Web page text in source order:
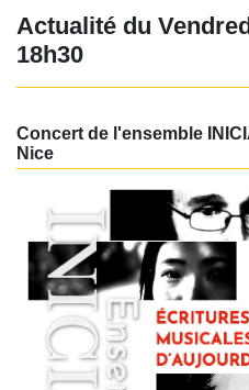
Actualité du
18h30
Concert de l'ensemble
Nice